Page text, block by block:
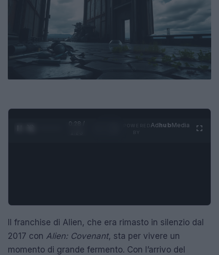
0:29 /
AdhubMedia
Il franchise di Alien, che era rimasto in silenzio dal
2017 con Alien: Covenant, sta per vivere un
momento di grande fermento. Con l’arrivo del